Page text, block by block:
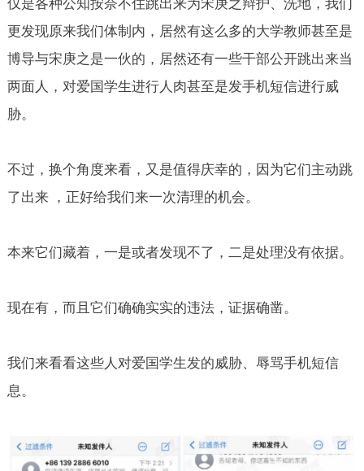
仅是各种公知按奈不住跳出来为宋庚之辩护、洗地，我们
更发现原来我们体制内，居然有这么多的大学教师甚至是
博导与宋庚之是一伙的，居然还有一些干部公开跳出来当
两面人，对爱国学生进行人肉甚至是发手机短信进行威
胁。
不过，换个角度来看，又是值得庆幸的，因为它们主动跳
了出来 ，正好给我们来一次清理的机会。
本来它们藏着，一是或者发现不了，二是处理没有依据。
现在有，而且它们确确实实的违法，证据确凿。
我们来看看这些人对爱国学生发的威胁、辱骂手机短信
息。